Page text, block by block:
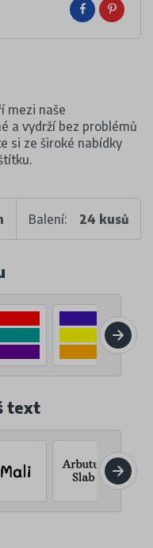
mezi naše
a vydrží bez problémů
si ze široké nabídky
Balení: 24 kusů
text